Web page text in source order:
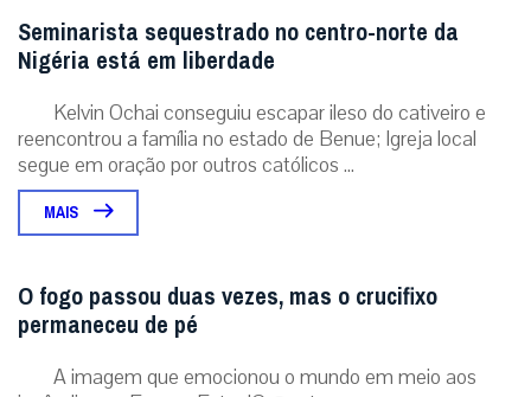
Seminarista sequestrado no centro-norte da
Nigéria está em liberdade
Kelvin Ochai conseguiu escapar ileso do cativeiro e
reencontrou a família no estado de Benue; Igreja local
segue em oração por outros católicos ...
MAIS
O fogo passou duas vezes, mas o crucifixo
permaneceu de pé
A imagem que emocionou o mundo em meio aos